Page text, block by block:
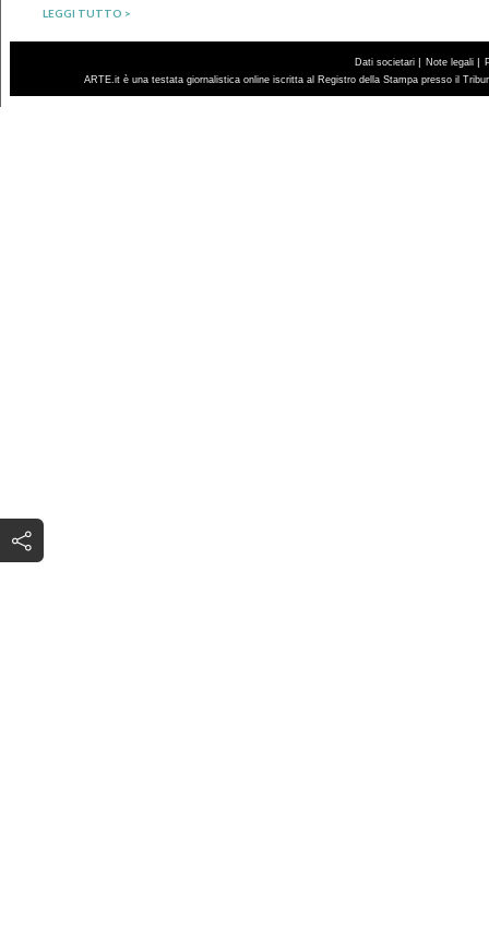
LEGGI TUTTO >
Dati societari | Note legali |
ARTE.it è una testata giornalistica online iscritta al Registro della Stampa presso il